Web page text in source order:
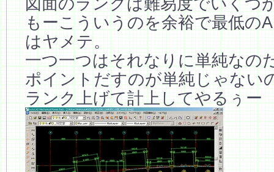
もーこういうのを余裕で最低の
はヤメテ。
一つ一つはそれなりに単純なの
ポイントだすのが単純じゃない
ランク上げて計上してやるぅー